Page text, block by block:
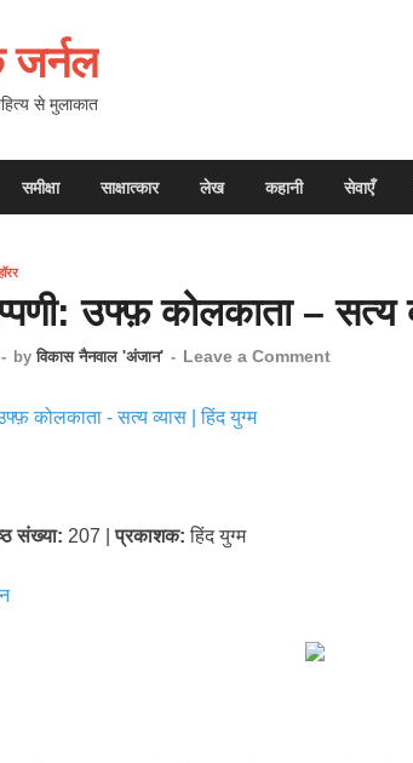
से मुलाकात
समीक्षा साक्षात्कार लेख कहानी सेवाएँ
उफ्फ़ कोलकाता – सत्य
- by विकास नैनवाल 'अंजान' - Leave a Comment
संख्या: 207 |प्रकाशक: हिंद युग्म